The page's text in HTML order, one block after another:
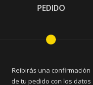
PEDIDO
Reibirás una confirmación
de tu pedido con los datos